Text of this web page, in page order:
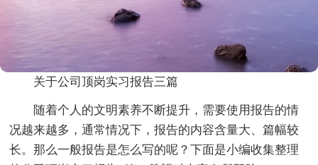
关于公司顶岗实习报告三篇
随着个人的文明素养不断提升，需要使用报告的情
况越来越多，通常情况下，报告的内容含量大、篇幅较
长。那么一般报告是怎么写的呢？下面是小编收集整理